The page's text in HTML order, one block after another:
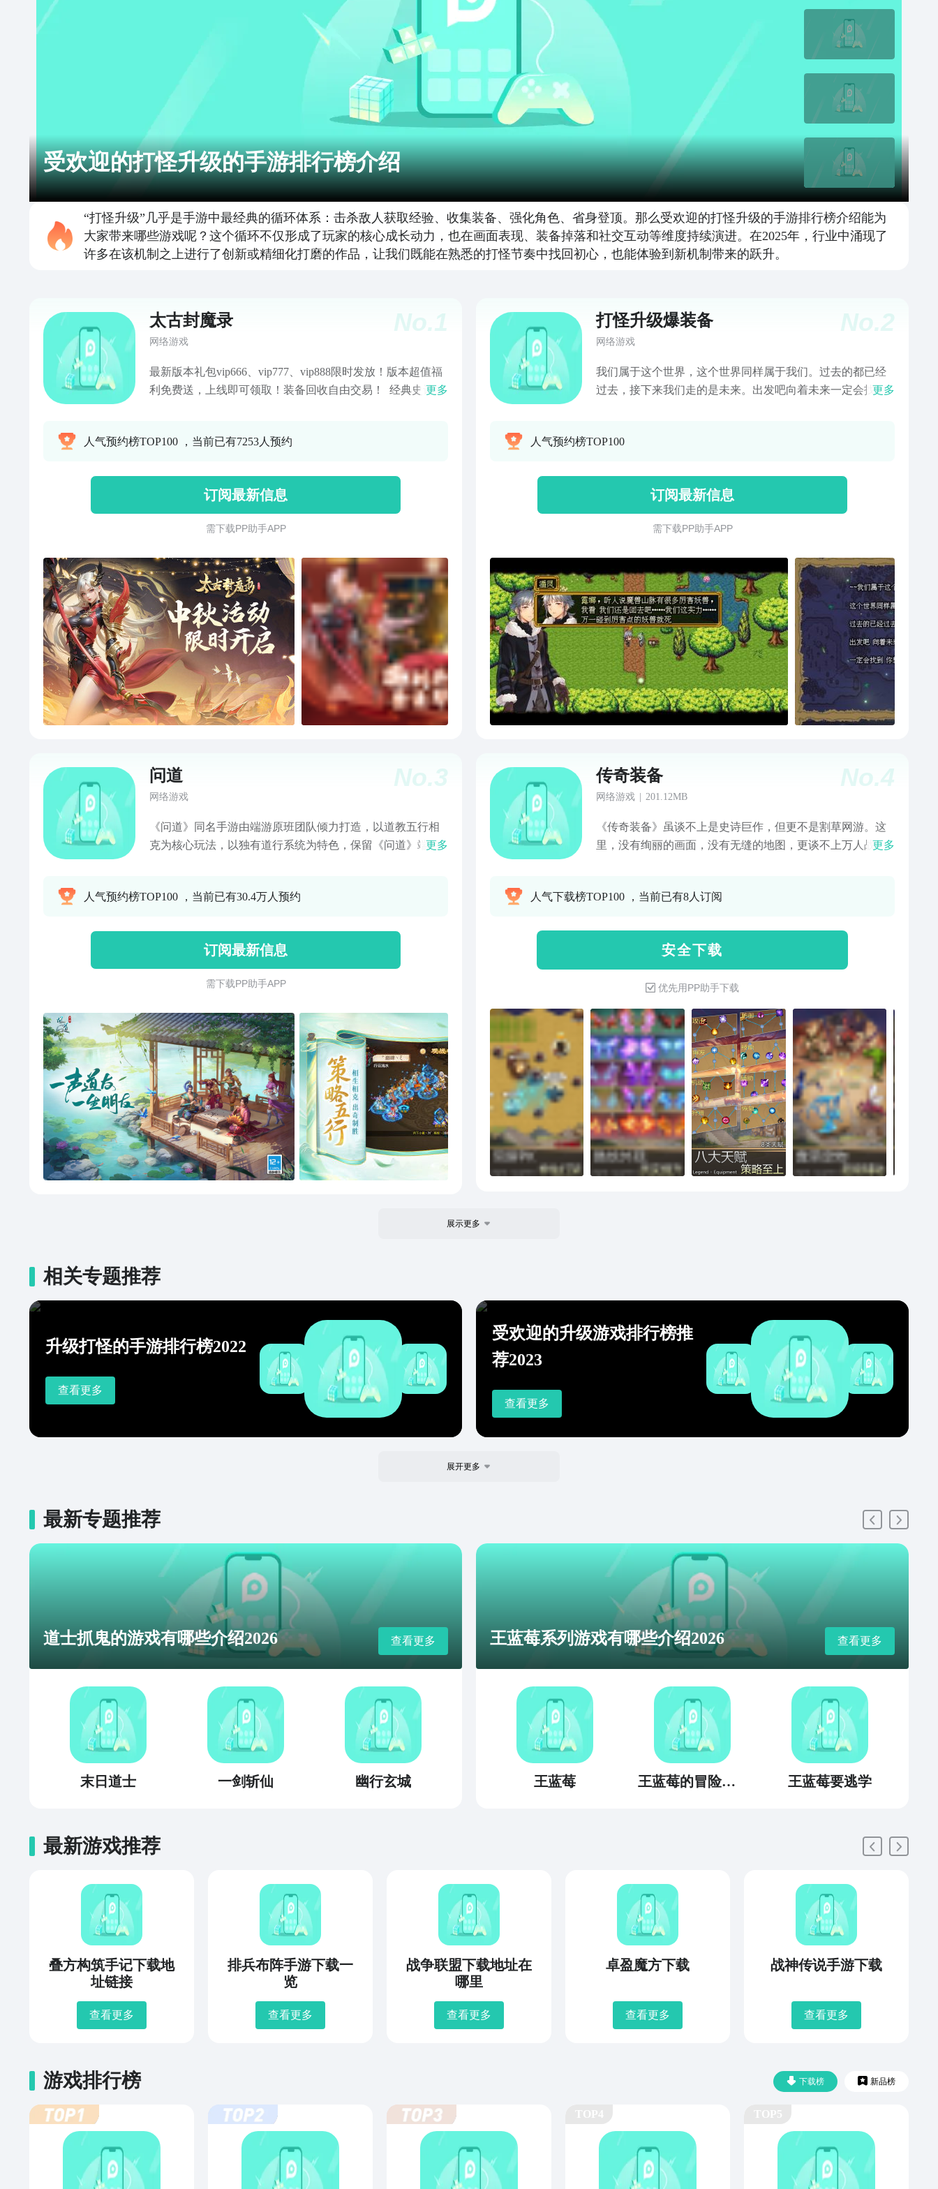
受欢迎的打怪升级的手游排行榜介绍
“打怪升级”几乎是手游中最经典的循环体系：击杀敌人获取经验、收集装备、强化角色、省身登顶。那么受欢迎的打怪升级的手游排行榜介绍能为
大家带来哪些游戏呢？这个循环不仅形成了玩家的核心成长动力，也在画面表现、装备掉落和社交互动等维度持续演进。在2025年，行业中涌现了
许多在该机制之上进行了创新或精细化打磨的作品，让我们既能在熟悉的打怪节奏中找回初心，也能体验到新机制带来的跃升。
No.1
太古封魔录
网络游戏
最新版本礼包vip666、vip777、vip888限时发放！版本超值福
利免费送，上线即可领取！装备回收自由交易！ 经典史诗级
大世界。
更多
人气预约榜TOP100 ，当前已有7253人预约
订阅最新信息
需 下 载 P P 助 手 A P P
No.2
打怪升级爆装备
网络游戏
我们属于这个世界，这个世界同样属于我们。过去的都已经
过去，接下来我们走的是未来。出发吧向着未来一定会找到
更多
人气预约榜TOP100
订阅最新信息
需 下 载 P P 助 手 A P P
No.3
问道
网络游戏
《问道》同名手游由端游原班团队倾力打造，以道教五行相
克为核心玩法，以独有道行系统为特色，保留《问道》端游
经典好玩的《问道》手游。
更多
人气预约榜TOP100 ，当前已有30.4万人预约
订阅最新信息
需 下 载 P P 助 手 A P P
No.4
传奇装备
网络游戏 201.12MB
《传奇装备》虽谈不上是史诗巨作，但更不是割草网游。这
里，没有绚丽的画面，没有无缝的地图，更谈不上万人战
boss；也可以在这里，快意恩仇，与对手相约，一决生
养成你的一切，这就是，你的冒险！这就是传奇装备！这里
有------龙神，永恒之眼，死亡之翼，黄金屠夫等等，共计38
种地图boss，随着地图的递进，逐步出现，等待着你的挑战。
凡此种种，纵然千言万语，也说之不尽，感兴趣的话，请各
位下载游戏，自行体验吧。更多内容，敬请期待后续更新计
划[1]世界聊天系统[2]拍卖行[3]栖息谷[4]神符之语
更多
人气下载榜TOP100 ，当前已有8人订阅
安 全 下 载
优先用PP助手下载
展示更多
相关专题推荐
升级打怪的手游排行榜2022
查看更多
受欢迎的升级游戏排行榜推
荐2023
查看更多
展开更多
最新专题推荐
道士抓鬼的游戏有哪些介绍2026 查看更多
末日道士 一剑斩仙 幽行玄城
王蓝莓系列游戏有哪些介绍2026 查看更多
王蓝莓 王蓝莓的冒险生活 王蓝莓要逃学
最新游戏推荐
叠方构筑手记下载地
址链接
查看更多
排兵布阵手游下载一
览
查看更多
战争联盟下载地址在
哪里
查看更多
卓盈魔方下载
查看更多
战神传说手游下载
查看更多
下载榜 新品榜
游戏排行榜